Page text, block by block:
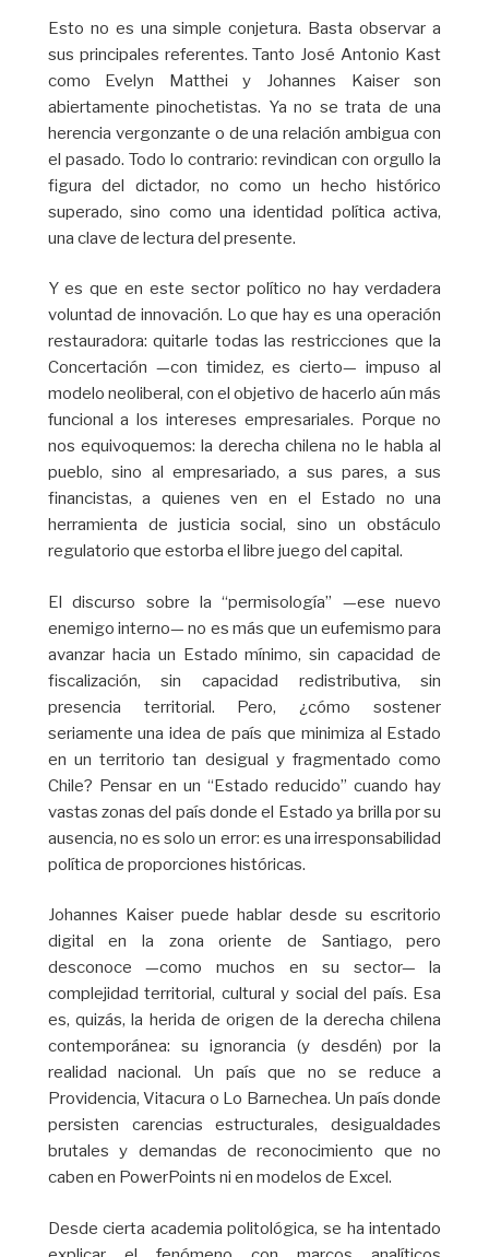
Esto no es una simple conjetura. Basta observar a
sus principales referentes. Tanto José Antonio Kast
como Evelyn Matthei y Johannes Kaiser son
abiertamente pinochetistas. Ya no se trata de una
herencia vergonzante o de una relación ambigua con
el pasado. Todo lo contrario: revindican con orgullo la
figura del dictador, no como un hecho histórico
superado, sino como una identidad política activa,
una clave de lectura del presente.
Y es que en este sector político no hay verdadera
voluntad de innovación. Lo que hay es una operación
restauradora: quitarle todas las restricciones que la
Concertación —con timidez, es cierto— impuso al
modelo neoliberal, con el objetivo de hacerlo aún más
funcional a los intereses empresariales. Porque no
nos equivoquemos: la derecha chilena no le habla al
pueblo, sino al empresariado, a sus pares, a sus
financistas, a quienes ven en el Estado no una
herramienta de justicia social, sino un obstáculo
regulatorio que estorba el libre juego del capital.
El discurso sobre la “permisología” —ese nuevo
enemigo interno— no es más que un eufemismo para
avanzar hacia un Estado mínimo, sin capacidad de
fiscalización, sin capacidad redistributiva, sin
presencia territorial. Pero, ¿cómo sostener
seriamente una idea de país que minimiza al Estado
en un territorio tan desigual y fragmentado como
Chile? Pensar en un “Estado reducido” cuando hay
vastas zonas del país donde el Estado ya brilla por su
ausencia, no es solo un error: es una irresponsabilidad
política de proporciones históricas.
Johannes Kaiser puede hablar desde su escritorio
digital en la zona oriente de Santiago, pero
desconoce —como muchos en su sector— la
complejidad territorial, cultural y social del país. Esa
es, quizás, la herida de origen de la derecha chilena
contemporánea: su ignorancia (y desdén) por la
realidad nacional. Un país que no se reduce a
Providencia, Vitacura o Lo Barnechea. Un país donde
persisten carencias estructurales, desigualdades
brutales y demandas de reconocimiento que no
caben en PowerPoints ni en modelos de Excel.
Desde cierta academia politológica, se ha intentado